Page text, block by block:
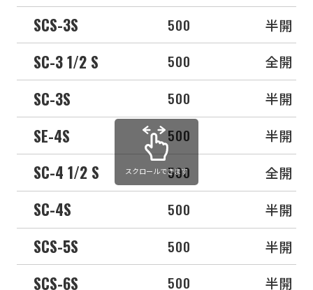
SCS-3S 500 半開
SC-3 1/2 S 500 全開
SC-3S 500 半開
SE-4S 500 半開
SC-4 1/2 S 500 全開
SC-4S 500 半開
SCS-5S 500 半開
SCS-6S 500 半開
スクロールできます